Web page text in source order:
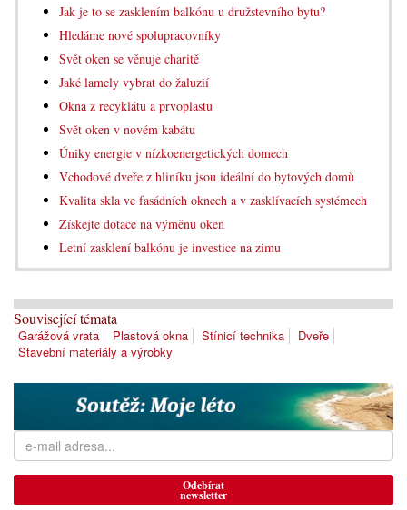
Jak je to se zasklením balkónu u družstevního bytu?
Hledáme nové spolupracovníky
Svět oken se věnuje charitě
Jaké lamely vybrat do žaluzií
Okna z recyklátu a prvoplastu
Svět oken v novém kabátu
Úniky energie v nízkoenergetických domech
Vchodové dveře z hliníku jsou ideální do bytových domů
Kvalita skla ve fasádních oknech a v zasklívacích systémech
Získejte dotace na výměnu oken
Letní zasklení balkónu je investice na zimu
Související témata
Garážová vrata Plastová okna Stínicí technika
Dveře
Stavební materiály a výrobky
Odebírat
newsletter